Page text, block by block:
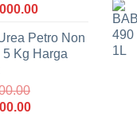
Harga
ini
adalah:
Petro Non
Kg Harga
Harga